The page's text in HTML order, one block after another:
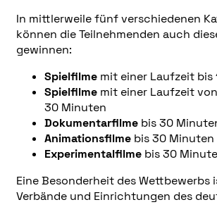
In mittlerweile fünf verschiedenen
können die Teilnehmenden auch
gewinnen:
Spielfilmemit einer Laufzeit bis
Spielfilmemit einer Laufzeit
30 Minuten
Dokumentarfilmebis 30
Animationsfilmebis 30 Minuten
Experimentalfilmebis 30
Eine Besonderheit des Wettbewerbs
Verbände und Einrichtungen des